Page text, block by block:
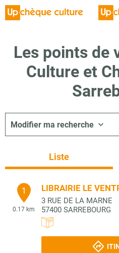
Les points de
Culture et
Modifier ma recherche
Liste
1
0.17 km
LIBRAIRIE LE
3 RUE DE LA MARNE
57400 SARREBOURG